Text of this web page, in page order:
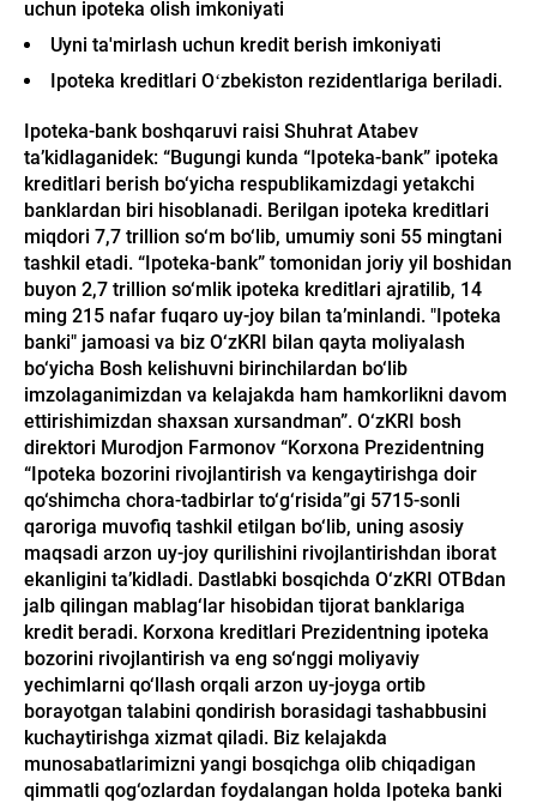
uchun ipoteka olish imkoniyati
Uyni ta'mirlash uchun kredit berish imkoniyati
Ipoteka kreditlari Oʻzbekiston rezidentlariga beriladi.
Ipoteka-bank boshqaruvi raisi Shuhrat Atabev
ta’kidlaganidek: “Bugungi kunda “Ipoteka-bank” ipoteka
kreditlari berish bo‘yicha respublikamizdagi yetakchi
banklardan biri hisoblanadi. Berilgan ipoteka kreditlari
miqdori 7,7 trillion so‘m bo‘lib, umumiy soni 55 mingtani
tashkil etadi. “Ipoteka-bank” tomonidan joriy yil boshidan
buyon 2,7 trillion so‘mlik ipoteka kreditlari ajratilib, 14
ming 215 nafar fuqaro uy-joy bilan ta’minlandi. "Ipoteka
banki" jamoasi va biz O‘zKRI bilan qayta moliyalash
bo‘yicha Bosh kelishuvni birinchilardan bo‘lib
imzolaganimizdan va kelajakda ham hamkorlikni davom
ettirishimizdan shaxsan xursandman”. O‘zKRI bosh
direktori Murodjon Farmonov “Korxona Prezidentning
“Ipoteka bozorini rivojlantirish va kengaytirishga doir
qo‘shimcha chora-tadbirlar to‘g‘risida”gi 5715-sonli
qaroriga muvofiq tashkil etilgan bo‘lib, uning asosiy
maqsadi arzon uy-joy qurilishini rivojlantirishdan iborat
ekanligini ta’kidladi. Dastlabki bosqichda O‘zKRI OTBdan
jalb qilingan mablag‘lar hisobidan tijorat banklariga
kredit beradi. Korxona kreditlari Prezidentning ipoteka
bozorini rivojlantirish va eng so‘nggi moliyaviy
yechimlarni qo‘llash orqali arzon uy-joyga ortib
borayotgan talabini qondirish borasidagi tashabbusini
kuchaytirishga xizmat qiladi. Biz kelajakda
munosabatlarimizni yangi bosqichga olib chiqadigan
qimmatli qog‘ozlardan foydalangan holda Ipoteka banki